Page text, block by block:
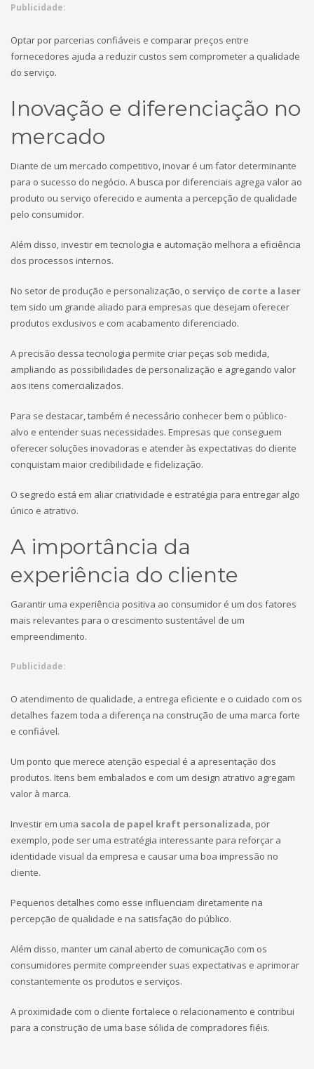
Publicidade:
Optar por parcerias confiáveis e comparar preços entre
fornecedores ajuda a reduzir custos sem comprometer a qualidade
do serviço.
Inovação e diferenciação no
mercado
Diante de um mercado competitivo, inovar é um fator determinante
para o sucesso do negócio. A busca por diferenciais agrega valor ao
produto ou serviço oferecido e aumenta a percepção de qualidade
pelo consumidor.
Além disso, investir em tecnologia e automação melhora a eficiência
dos processos internos.
No setor de produção e personalização, o serviço de corte a laser
tem sido um grande aliado para empresas que desejam oferecer
produtos exclusivos e com acabamento diferenciado.
A precisão dessa tecnologia permite criar peças sob medida,
ampliando as possibilidades de personalização e agregando valor
aos itens comercializados.
Para se destacar, também é necessário conhecer bem o público-
alvo e entender suas necessidades. Empresas que conseguem
oferecer soluções inovadoras e atender às expectativas do cliente
conquistam maior credibilidade e fidelização.
O segredo está em aliar criatividade e estratégia para entregar algo
único e atrativo.
A importância da
experiência do cliente
Garantir uma experiência positiva ao consumidor é um dos fatores
mais relevantes para o crescimento sustentável de um
empreendimento.
Publicidade:
O atendimento de qualidade, a entrega eficiente e o cuidado com os
detalhes fazem toda a diferença na construção de uma marca forte
e confiável.
Um ponto que merece atenção especial é a apresentação dos
produtos. Itens bem embalados e com um design atrativo agregam
valor à marca.
Investir em uma sacola de papel kraft personalizada, por
exemplo, pode ser uma estratégia interessante para reforçar a
identidade visual da empresa e causar uma boa impressão no
cliente.
Pequenos detalhes como esse influenciam diretamente na
percepção de qualidade e na satisfação do público.
Além disso, manter um canal aberto de comunicação com os
consumidores permite compreender suas expectativas e aprimorar
constantemente os produtos e serviços.
A proximidade com o cliente fortalece o relacionamento e contribui
para a construção de uma base sólida de compradores fiéis.